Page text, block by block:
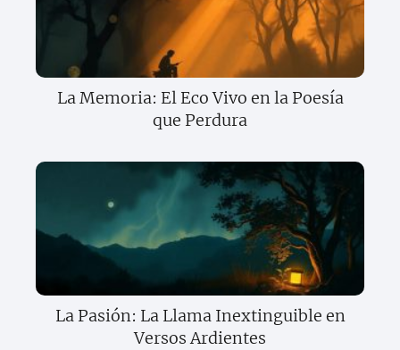
La Memoria: El Eco Vivo en la Poesía
que Perdura
La Pasión: La Llama Inextinguible en
Versos Ardientes